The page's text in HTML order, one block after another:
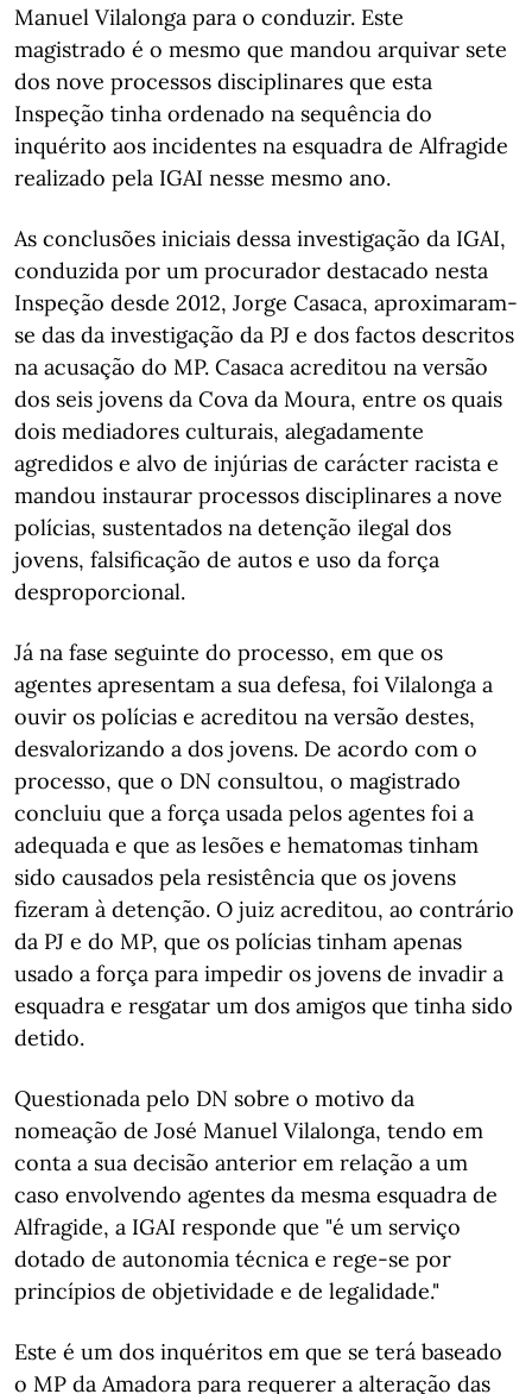
Manuel Vilalonga para o conduzir. Este
magistrado é o mesmo que mandou arquivar sete
dos nove processos disciplinares que esta
Inspeção tinha ordenado na sequência do
inquérito aos incidentes na esquadra de Alfragide
realizado pela IGAI nesse mesmo ano.
As conclusões iniciais dessa investigação da IGAI,
conduzida por um procurador destacado nesta
Inspeção desde 2012, Jorge Casaca, aproximaram-
se das da investigação da PJ e dos factos descritos
na acusação do MP. Casaca acreditou na versão
dos seis jovens da Cova da Moura, entre os quais
dois mediadores culturais, alegadamente
agredidos e alvo de injúrias de carácter racista e
mandou instaurar processos disciplinares a nove
polícias, sustentados na detenção ilegal dos
jovens, falsificação de autos e uso da força
desproporcional.
Já na fase seguinte do processo, em que os
agentes apresentam a sua defesa, foi Vilalonga a
ouvir os polícias e acreditou na versão destes,
desvalorizando a dos jovens. De acordo com o
processo, que o DN consultou, o magistrado
concluiu que a força usada pelos agentes foi a
adequada e que as lesões e hematomas tinham
sido causados pela resistência que os jovens
fizeram à detenção. O juiz acreditou, ao contrário
da PJ e do MP, que os polícias tinham apenas
usado a força para impedir os jovens de invadir a
esquadra e resgatar um dos amigos que tinha sido
detido.
Questionada pelo DN sobre o motivo da
nomeação de José Manuel Vilalonga, tendo em
conta a sua decisão anterior em relação a um
caso envolvendo agentes da mesma esquadra de
Alfragide, a IGAI responde que "é um serviço
dotado de autonomia técnica e rege-se por
princípios de objetividade e de legalidade."
Este é um dos inquéritos em que se terá baseado
o MP da Amadora para requerer a alteração das